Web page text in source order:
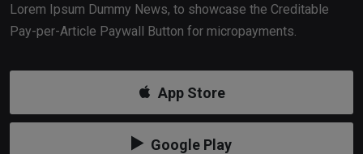
Lorem Ipsum Dummy News, to showcase the Creditable
Pay-per-Article Paywall Button for micropayments.
App Store
Google Play